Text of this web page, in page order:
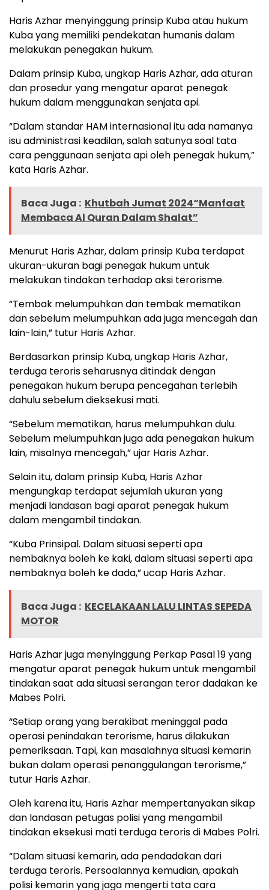
Haris Azhar menyinggung prinsip Kuba atau hukum
Kuba yang memiliki pendekatan humanis dalam
melakukan penegakan hukum.
Dalam prinsip Kuba, ungkap Haris Azhar, ada aturan
dan prosedur yang mengatur aparat penegak
hukum dalam menggunakan senjata api.
“Dalam standar HAM internasional itu ada namanya
isu administrasi keadilan, salah satunya soal tata
cara penggunaan senjata api oleh penegak hukum,”
kata Haris Azhar.
Baca Juga : Khutbah Jumat 2024“Manfaat
Membaca Al Quran Dalam Shalat”
Menurut Haris Azhar, dalam prinsip Kuba terdapat
ukuran-ukuran bagi penegak hukum untuk
melakukan tindakan terhadap aksi terorisme.
“Tembak melumpuhkan dan tembak mematikan
dan sebelum melumpuhkan ada juga mencegah dan
lain-lain,” tutur Haris Azhar.
Berdasarkan prinsip Kuba, ungkap Haris Azhar,
terduga teroris seharusnya ditindak dengan
penegakan hukum berupa pencegahan terlebih
dahulu sebelum dieksekusi mati.
“Sebelum mematikan, harus melumpuhkan dulu.
Sebelum melumpuhkan juga ada penegakan hukum
lain, misalnya mencegah,” ujar Haris Azhar.
Selain itu, dalam prinsip Kuba, Haris Azhar
mengungkap terdapat sejumlah ukuran yang
menjadi landasan bagi aparat penegak hukum
dalam mengambil tindakan.
“Kuba Prinsipal. Dalam situasi seperti apa
nembaknya boleh ke kaki, dalam situasi seperti apa
nembaknya boleh ke dada,” ucap Haris Azhar.
Baca Juga : KECELAKAAN LALU LINTAS SEPEDA
MOTOR
Haris Azhar juga menyinggung Perkap Pasal 19 yang
mengatur aparat penegak hukum untuk mengambil
tindakan saat ada situasi serangan teror dadakan ke
Mabes Polri.
“Setiap orang yang berakibat meninggal pada
operasi penindakan terorisme, harus dilakukan
pemeriksaan. Tapi, kan masalahnya situasi kemarin
bukan dalam operasi penanggulangan terorisme,”
tutur Haris Azhar.
Oleh karena itu, Haris Azhar mempertanyakan sikap
dan landasan petugas polisi yang mengambil
tindakan eksekusi mati terduga teroris di Mabes Polri.
“Dalam situasi kemarin, ada pendadakan dari
terduga teroris. Persoalannya kemudian, apakah
polisi kemarin yang jaga mengerti tata cara